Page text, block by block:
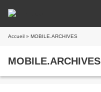
Accueil » MOBILE.ARCHIVES
MOBILE.ARCHIVES